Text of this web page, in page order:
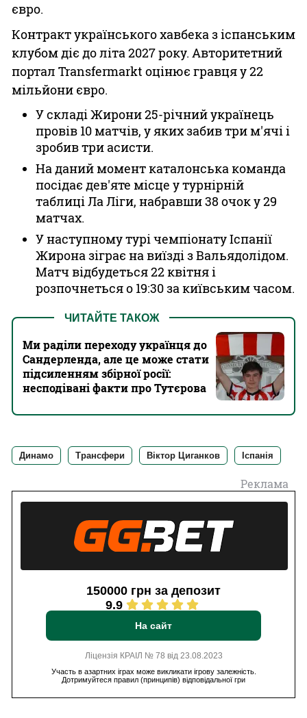
євро.
Контракт українського хавбека з іспанським
клубом діє до літа 2027 року. Авторитетний
портал Transfermarkt оцінює гравця у 22
мільйони євро.
У складі Жирони 25-річний українець
провів 10 матчів, у яких забив три м'ячі і
зробив три асисти.
На даний момент каталонська команда
посідає дев'яте місце у турнірній
таблиці Ла Ліги, набравши 38 очок у 29
матчах.
У наступному турі чемпіонату Іспанії
Жирона зіграє на виїзді з Вальядолідом.
Матч відбудеться 22 квітня і
розпочнеться о 19:30 за київським часом.
ЧИТАЙТЕ ТАКОЖ
Ми раділи переходу українця до
Сандерленда, але це може стати
підсиленням збірної росії:
несподівані факти про Тутєрова
Динамо Трансфери Віктор Циганков Іспанія
Реклама
150000 грн за депозит
9.9
На сайт
Ліцензія КРАІЛ № 78 від 23.08.2023
Участь в азартних іграх може викликати ігрову залежність.
Дотримуйтеся правил (принципів) відповідальної гри